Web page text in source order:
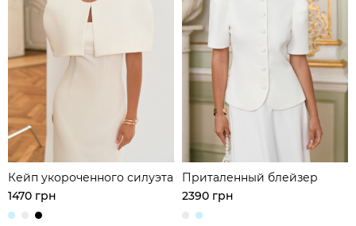
Кейп укороченного силуэта
1470 грн
Приталенный блейзер
2390 грн